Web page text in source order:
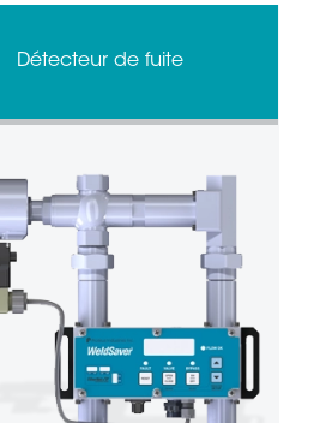
Détecteur de fuite